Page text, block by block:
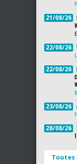
21/08/26
22/08/26
22/08/26
23/08/26
28/08/26
Toutes